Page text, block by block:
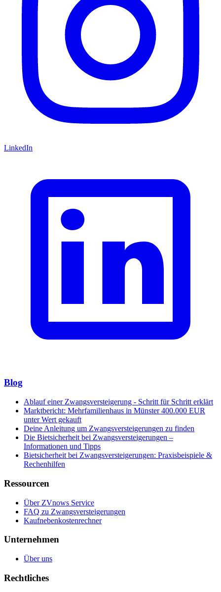
LinkedIn
Blog
Ablauf einer Zwangsversteigerung - Schritt für Schritt erklärt
Marktbericht: Mehrfamilienhaus in Münster 400.000 EUR
unter Wert gekauft
Deine Anleitung um Zwangsversteigerungen zu finden
Die Bietsicherheit bei Zwangsversteigerungen –
Informationen und Tipps
Bietsicherheit bei Zwangsversteigerungen: Praxisbeispiele &
Rechenhilfen
Ressourcen
Über ZVnows Service
FAQ zu Zwangsversteigerungen
Kaufnebenkostenrechner
Unternehmen
Über uns
Rechtliches